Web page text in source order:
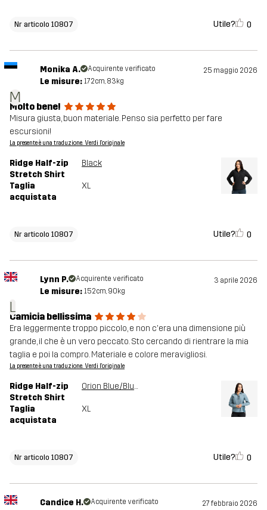
Nr articolo 10807 Utile? 0
M
Monika A. Acquirente verificato 25 maggio 2026
Le misure: 172cm, 83kg
Molto bene!
Misura giusta, buon materiale. Penso sia perfetto per fare
escursioni!
La presente è una traduzione. Verdi l'originale
Ridge Half-zip
Stretch Shirt
Black
Taglia
acquistata
XL
Nr articolo 10807 Utile? 0
L
Lynn P. Acquirente verificato 3 aprile 2026
Le misure: 152cm, 90kg
Camicia bellissima
Era leggermente troppo piccolo, e non c'era una dimensione più
grande, il che è un vero peccato. Sto cercando di rientrare la mia
taglia e poi la compro. Materiale e colore meravigliosi.
La presente è una traduzione. Verdi l'originale
Ridge Half-zip
Stretch Shirt
Orion Blue/Blue Mirage
Taglia
acquistata
XL
Nr articolo 10807 Utile? 0
Candice H. Acquirente verificato 27 febbraio 2026